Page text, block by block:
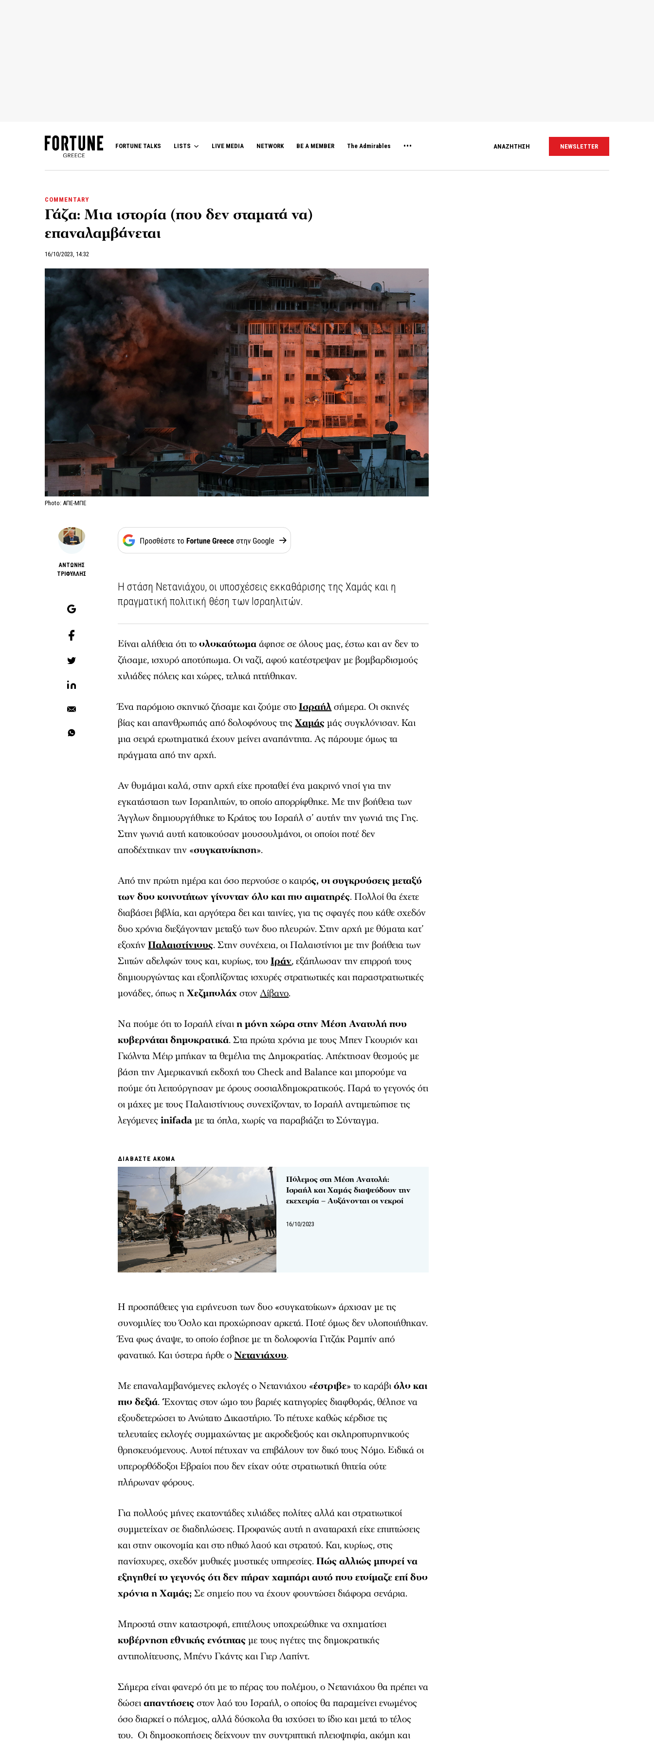
FORTUNE TALKS LISTS LIVE MEDIA NETWORK BE A MEMBER The Admirables ΑΝΑΖΗΤΗΣΗ NEWSLETTER
COMMENTARY
Γάζα: Μια ιστορία (που δεν σταματά να)
επαναλαμβάνεται
16/10/2023, 14:32
Photo: ΑΠΕ-ΜΠΕ
ΑΝΤΩΝΗΣ
ΤΡΙΦΥΛΛΗΣ
Η στάση Νετανιάχου, οι υποσχέσεις εκκαθάρισης της Χαμάς και η
πραγματική πολιτική θέση των Ισραηλιτών.
Είναι αλήθεια ότι τοολοκαύτωμαάφησε σε όλους μας, έστω και αν δεν το
ζήσαμε, ισχυρό αποτύπωμα. Οι ναζί, αφού κατέστρεψαν με βομβαρδισμούς
χιλιάδες πόλεις και χώρες, τελικά ηττήθηκαν.
Ένα παρόμοιο σκηνικό ζήσαμε και ζούμε στο Ισραήλσήμερα. Οι σκηνές
βίας και απανθρωπιάς από δολοφόνους τηςΧαμάς μάς συγκλόνισαν. Και
μια σειρά ερωτηματικά έχουν μείνει αναπάντητα. Ας πάρουμε όμως τα
πράγματα από την αρχή.
Αν θυμάμαι καλά, στην αρχή είχε προταθεί ένα μακρινό νησί για την
εγκατάσταση των Ισραηλιτών, το οποίο απορρίφθηκε. Με την βοήθεια των
Άγγλων δημιουργήθηκε το Κράτος του Ισραήλ σ’ αυτήν την γωνιά της Γης.
Στην γωνιά αυτή κατοικούσαν μουσουλμάνοι, οι οποίοι ποτέ δεν
αποδέχτηκαν την «συγκατοίκηση».
Από την πρώτη ημέρα και όσο περνούσε ο καιρός, οι συγκρούσεις μεταξύ
των δυο κοινοτήτων γίνονταν όλο και πιο αιματηρές. Πολλοί θα έχετε
διαβάσει βιβλία, και αργότερα δει και ταινίες, για τις σφαγές που κάθε σχεδόν
δυο χρόνια διεξάγονταν μεταξύ των δυο πλευρών. Στην αρχή με θύματα κατ’
εξοχήνΠαλαιστίνιους. Στην συνέχεια, οι Παλαιστίνιοι με την βοήθεια των
Σιιτών αδελφών τους και, κυρίως, του Ιράν, εξάπλωσαν την επιρροή τους
δημιουργώντας και εξοπλίζοντας ισχυρές στρατιωτικές και παραστρατιωτικές
μονάδες, όπως ηΧεζμπολάχστονΛίβανο.
Να πούμε ότι το Ισραήλ είναιη μόνη χώρα στην Μέση Ανατολή που
κυβερνάται δημοκρατικά. Στα πρώτα χρόνια με τους Μπεν Γκουριόν και
Γκόλντα Μέιρ μπήκαν τα θεμέλια της Δημοκρατίας. Απέκτησαν θεσμούς με
βάση την Αμερικανική εκδοχή του Check and Balance και μπορούμε να
πούμε ότι λειτούργησαν με όρους σοσιαλδημοκρατικούς. Παρά το γεγονός ότι
οι μάχες με τους Παλαιστίνιους συνεχίζονταν, το Ισραήλ αντιμετώπισε τις
λεγόμενεςinifadaμε τα όπλα, χωρίς να παραβιάζει το Σύνταγμα.
ΔΙΑΒΑΣΤΕ ΑΚΟΜΑ
Πόλεμος στη Μέση Ανατολή:
Ισραήλ και Χαμάς διαψεύδουν την
εκεχειρία – Αυξάνονται οι νεκροί
16/10/2023
Η προσπάθειες για ειρήνευση των δυο «συγκατοίκων» άρχισαν με τις
συνομιλίες του Όσλο και προχώρησαν αρκετά. Ποτέ όμως δεν υλοποιήθηκαν.
Ένα φως άναψε, το οποίο έσβησε με τη δολοφονία Γιτζάκ Ραμπίν από
φανατικό. Και ύστερα ήρθε οΝετανιάχου.
Με επαναλαμβανόμενες εκλογές ο Νετανιάχου «έστριβε» το καράβιόλο και
πιο δεξιά. ‘Έχοντας στον ώμο του βαριές κατηγορίες διαφθοράς, θέλησε να
εξουδετερώσει το Ανώτατο Δικαστήριο. Το πέτυχε καθώς κέρδισε τις
τελευταίες εκλογές συμμαχώντας με ακροδεξιούς και σκληροπυρηνικούς
θρησκευόμενους. Αυτοί πέτυχαν να επιβάλουν τον δικό τους Νόμο. Ειδικά οι
υπερορθόδοξοι Εβραίοι που δεν είχαν ούτε στρατιωτική θητεία ούτε
πλήρωναν φόρους.
Για πολλούς μήνες εκατοντάδες χιλιάδες πολίτες αλλά και στρατιωτικοί
συμμετείχαν σε διαδηλώσεις. Προφανώς αυτή η αναταραχή είχε επιπτώσεις
και στην οικονομία και στο ηθικό λαού και στρατού. Και, κυρίως, στις
πανίσχυρες, σχεδόν μυθικές μυστικές υπηρεσίες.Πώς αλλιώς μπορεί να
εξηγηθεί το γεγονός ότι δεν πήραν χαμπάρι αυτό που ετοίμαζε επί δυο
χρόνια η Χαμάς; Σε σημείο που να έχουν φουντώσει διάφορα σενάρια.
Μπροστά στην καταστροφή, επιτέλους υποχρεώθηκε να σχηματίσει
κυβέρνηση εθνικής ενότητας με τους ηγέτες της δημοκρατικής
αντιπολίτευσης, Μπένυ Γκάντς και Γιερ Λαπίντ.
Σήμερα είναι φανερό ότι με το πέρας του πολέμου, ο Νετανιάχου θα πρέπει να
δώσειαπαντήσεις στον λαό του Ισραήλ, ο οποίος θα παραμείνει ενωμένος
όσο διαρκεί ο πόλεμος, αλλά δύσκολα θα ισχύσει το ίδιο και μετά το τέλος
του. Οι δημοσκοπήσεις δείχνουν την συντριπτική πλειοψηφία, ακόμη και